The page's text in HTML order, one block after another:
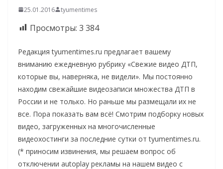
25.01.2016 tyumentimes
Просмотры: 3 384
Редакция tyumentimes.ru предлагает вашему
вниманию ежедневную рубрику «Свежие видео ДТП,
которые вы, наверняка, не видели». Мы постоянно
находим свежайшие видеозаписи множества ДТП в
России и не только. Но раньше мы размещали их не
все. Пора показать вам всё! Смотрим подборку новых
видео, загруженных на многочисленные
видеохостинги за последние сутки от tyumentimes.ru.
(* приносим извинения, мы решаем вопрос об
отключении autoplay рекламы на нашем видео с